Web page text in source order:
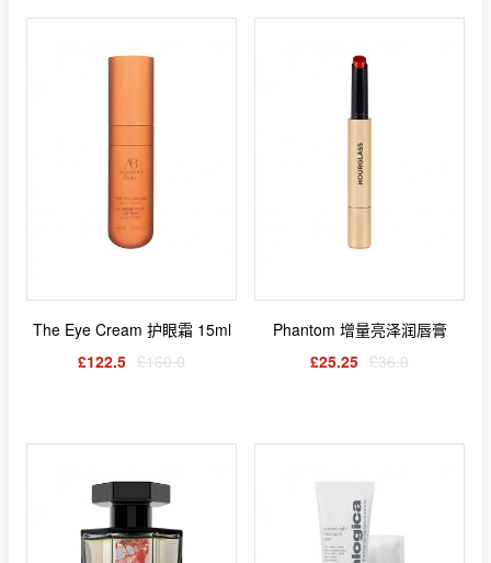
The Eye Cream 护眼霜 15ml
£122.5 £160.0
Phantom 增量亮泽润唇膏
£25.25 £36.0